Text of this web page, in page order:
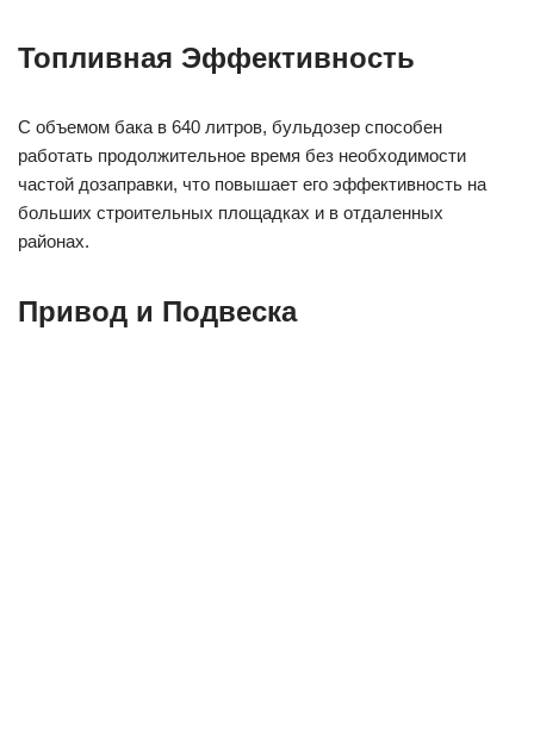
Топливная Эффективность
С объемом бака в 640 литров, бульдозер способен
работать продолжительное время без необходимости
частой дозаправки, что повышает его эффективность на
больших строительных площадках и в отдаленных
районах.
Привод и Подвеска